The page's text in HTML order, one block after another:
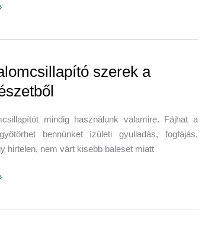
szerek a
mindig használunk valamire. Fájhat a
bennünket ízületi gyulladás, fogfájás,
hirtelen, nem várt kisebb baleset miatt